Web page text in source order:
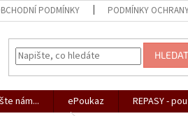
PODMÍNKY PODMÍNKY
HLEDAT
nám... ePoukaz REPASY -